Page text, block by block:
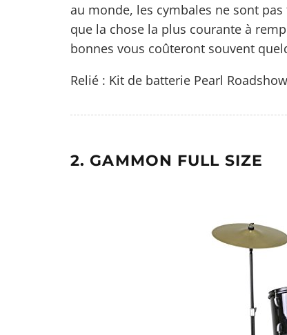
au monde, les cymbales ne sont
que la chose la plus courante à
bonnes vous coûteront souvent
Relié : Kit de batterie Pearl Roadshow
2. GAMMON FULL SIZE